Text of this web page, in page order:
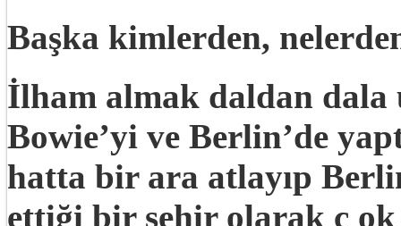
Başka kimlerden,
İlham almak daldan dala
Bowie’yi ve Berlin’de
hatta bir ara atlayıp
ettiği bir şehir olarak ç